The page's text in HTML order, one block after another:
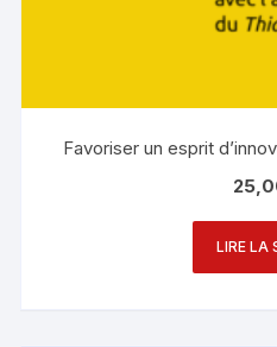
Favoriser un esprit
LIRE LA